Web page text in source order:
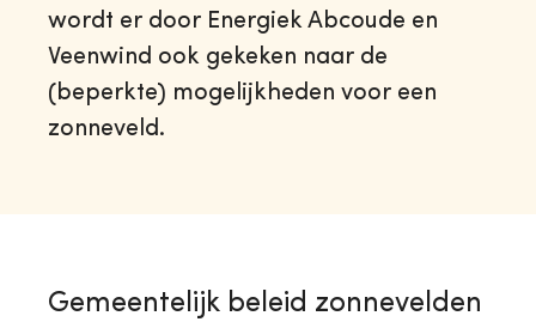
wordt er door Energiek Abcoude en
Veenwind ook gekeken naar de
(beperkte) mogelijkheden voor een
zonneveld.
Gemeentelijk beleid zonnevelden